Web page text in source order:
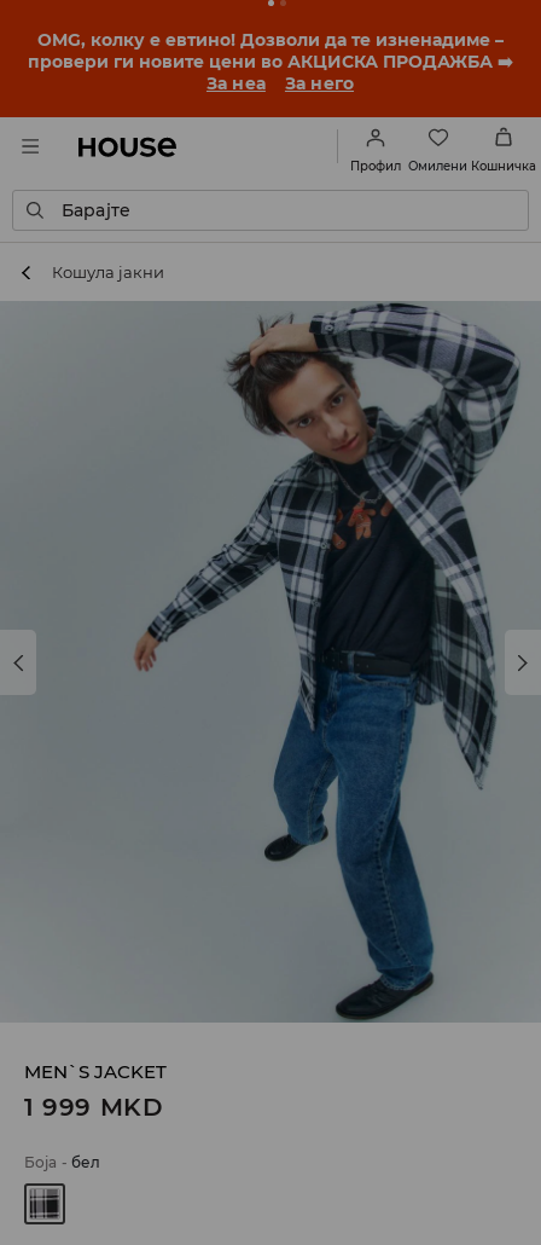
OMG, колку е евтино! Дозволи да те изненадиме –
провери ги новите цени во АКЦИСКА ПРОДАЖБА ➡️
За неа
За него
Профил Омилени Кошничка
Барајте
Кошула јакни
MEN`S JACKET
1 999 MKD
Боја -бел